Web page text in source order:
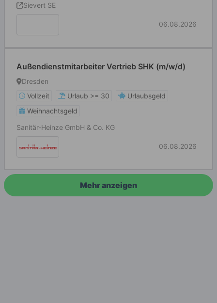
Sievert SE
06.08.2026
Außendienstmitarbeiter Vertrieb SHK (m/w/d)
Dresden
Vollzeit
Urlaub >= 30
Urlaubsgeld
Weihnachtsgeld
Sanitär-Heinze GmbH & Co. KG
06.08.2026
Mehr anzeigen